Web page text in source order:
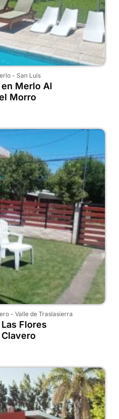
- San Luis
en Merlo Al
Morro
- Valle de Traslasierra
Flores